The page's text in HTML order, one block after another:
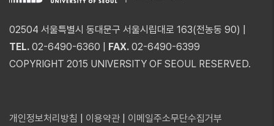
02504 서울특별시 동대문구 서울시립대로 163(전농동 90) |
TEL. 02-6490-6360 | FAX. 02-6490-6399
COPYRIGHT 2015 UNIVERSITY OF SEOUL RESERVED.
개인정보처리방침 이용약관 이메일주소무단수집거부